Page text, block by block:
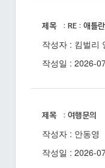
제목 : RE : 애틀란
작성자 : 킴벌리
작성일 : 2026-
제목 : 여행문의
작성자 : 안동영
작성일 : 2026-